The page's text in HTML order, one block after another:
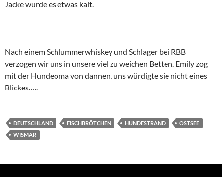
Jacke wurde es etwas kalt.
Nach einem Schlummerwhiskey und Schlager bei RBB
verzogen wir uns in unsere viel zu weichen Betten. Emily zog
mit der Hundeoma von dannen, uns würdigte sie nicht eines
Blickes…..
DEUTSCHLAND FISCHBRÖTCHEN HUNDESTRAND
OSTSEE
WISMAR